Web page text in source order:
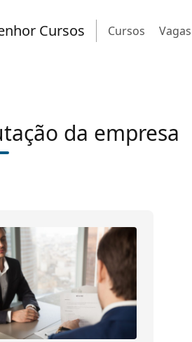
Cursos Cursos Vagas
da empresa